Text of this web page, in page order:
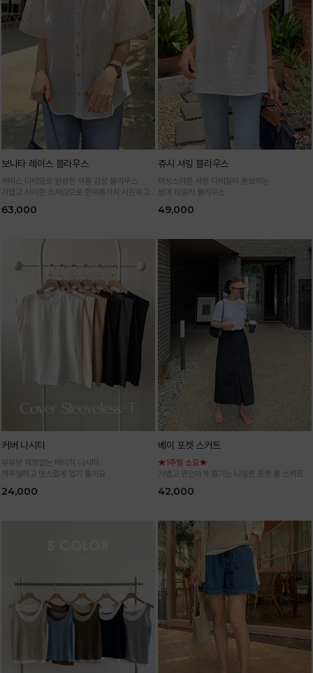
보니타 레이스 블라우스
레이스 디테일로 완성한 여름 감성 블라우스
가볍고 시어한 소재감으로 한여름까지 시원하고
63,000
쥬시 셔링 블라우스
여성스러운 셔링 디테일이 돋보이는
썸머 데일리 블라우스
49,000
커버 나시티
부유방 걱정없는 베이직 나시티
캐주얼하고 멋스럽게 입기 좋아요
24,000
베이 포켓 스커트
★1주일 소요★
가볍고 편안하게 즐기는 나일론 포켓 롱 스커트
42,000